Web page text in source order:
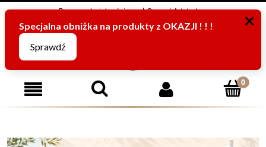
Program Lojalnościowy O nas Artykuły
795816067 (pn-pt od 8:00 -15:00)